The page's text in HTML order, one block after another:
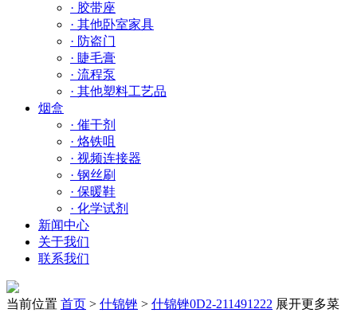
· 胶带座
· 其他卧室家具
· 防盗门
· 睫毛膏
· 流程泵
· 其他塑料工艺品
烟盒
· 催干剂
· 烙铁咀
· 视频连接器
· 钢丝刷
· 保暖鞋
· 化学试剂
新闻中心
关于我们
联系我们
当前位置 首页 > 什锦锉 > 什锦锉0D2-211491222 展开更多菜